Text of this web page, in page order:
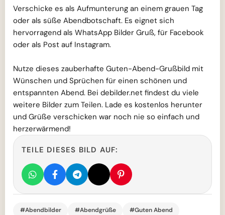
Verschicke es als Aufmunterung an einem grauen Tag
oder als süße Abendbotschaft. Es eignet sich
hervorragend als WhatsApp Bilder Gruß, für Facebook
oder als Post auf Instagram.
Nutze dieses zauberhafte Guten-Abend-Grußbild mit
Wünschen und Sprüchen für einen schönen und
entspannten Abend. Bei debilder.net findest du viele
weitere Bilder zum Teilen. Lade es kostenlos herunter
und Grüße verschicken war noch nie so einfach und
herzerwärmend!
TEILE DIESES BILD AUF:
#Abendbilder #Abendgrüße
#Guten Abend